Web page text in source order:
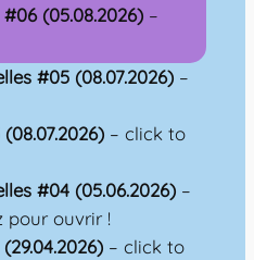
(05.08.2026)–
#05 (08.07.2026)–
– click to
#04 (05.06.2026) –
pour ouvrir !
– click to